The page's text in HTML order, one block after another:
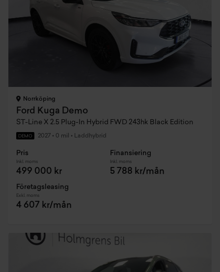
Norrköping
Ford Kuga Demo
ST-Line X 2.5 Plug-In Hybrid FWD 243hk Black Edition
DEMO 2027 • 0 mil • Laddhybrid
Pris
Inkl. moms
499 000 kr
Finansiering
Inkl. moms
5 788 kr/mån
Företagsleasing
Exkl. moms
4 607 kr/mån